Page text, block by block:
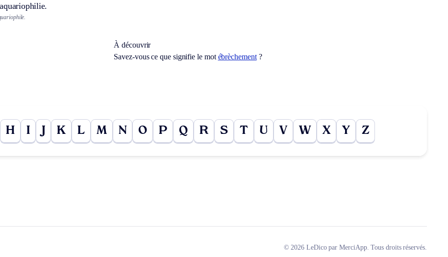
À découvrir
Savez-vous ce que signifie le mot ébrèchement?
H I J K L M N O P Q R S T U V W X Y Z
© 2026 LeDico par MerciApp. Tous droits réservés.